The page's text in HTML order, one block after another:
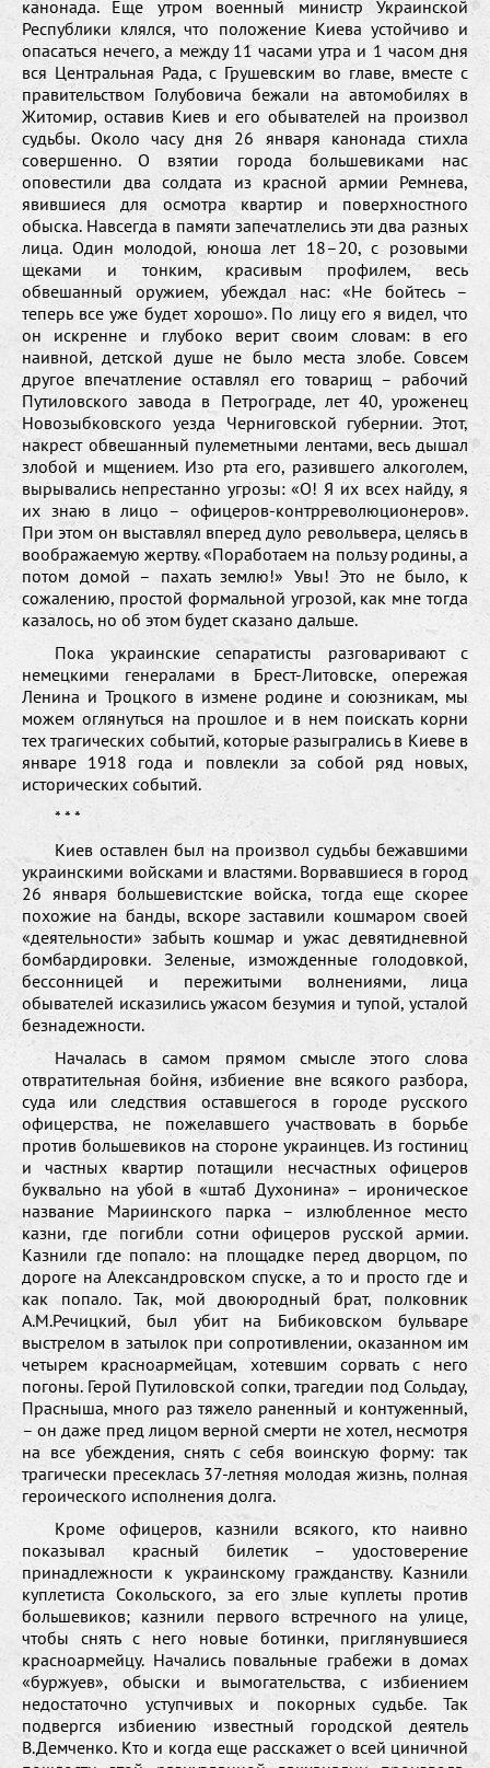
канонада. Еще утром военный министр Украинской
Республики клялся, что положение Киева устойчиво и
опасаться нечего, а между 11 часами утра и 1 часом дня
вся Центральная Рада, с Грушевским во главе, вместе с
правительством Голубовича бежали на автомобилях в
Житомир, оставив Киев и его обывателей на произвол
судьбы. Около часу дня 26 января канонада стихла
совершенно. О взятии города большевиками нас
оповестили два солдата из красной армии Ремнева,
явившиеся для осмотра квартир и поверхностного
обыска. Навсегда в памяти запечатлелись эти два разных
лица. Один молодой, юноша лет 18–20, с розовыми
щеками и тонким, красивым профилем, весь
обвешанный оружием, убеждал нас: «Не бойтесь –
теперь все уже будет хорошо». По лицу его я видел, что
он искренне и глубоко верит своим словам: в его
наивной, детской душе не было места злобе. Совсем
другое впечатление оставлял его товарищ – рабочий
Путиловского завода в Петрограде, лет 40, уроженец
Новозыбковского уезда Черниговской губернии. Этот,
накрест обвешанный пулеметными лентами, весь дышал
злобой и мщением. Изо рта его, разившего алкоголем,
вырывались непрестанно угрозы: «О! Я их всех найду, я
их знаю в лицо – офицеров-контрреволюционеров».
При этом он выставлял вперед дуло револьвера, целясь в
воображаемую жертву. «Поработаем на пользу родины, а
потом домой – пахать землю!» Увы! Это не было, к
сожалению, простой формальной угрозой, как мне тогда
казалось, но об этом будет сказано дальше.
Пока украинские сепаратисты разговаривают с
немецкими генералами в Брест-Литовске, опережая
Ленина и Троцкого в измене родине и союзникам, мы
можем оглянуться на прошлое и в нем поискать корни
тех трагических событий, которые разыгрались в Киеве в
январе 1918 года и повлекли за собой ряд новых,
исторических событий.
* * *
Киев оставлен был на произвол судьбы бежавшими
украинскими войсками и властями. Ворвавшиеся в город
26 января большевистские войска, тогда еще скорее
похожие на банды, вскоре заставили кошмаром своей
«деятельности» забыть кошмар и ужас девятидневной
бомбардировки. Зеленые, изможденные голодовкой,
бессонницей и пережитыми волнениями, лица
обывателей исказились ужасом безумия и тупой, усталой
безнадежности.
Началась в самом прямом смысле этого слова
отвратительная бойня, избиение вне всякого разбора,
суда или следствия оставшегося в городе русского
офицерства, не пожелавшего участвовать в борьбе
против большевиков на стороне украинцев. Из гостиниц
и частных квартир потащили несчастных офицеров
буквально на убой в «штаб Духонина» – ироническое
название Мариинского парка – излюбленное место
казни, где погибли сотни офицеров русской армии.
Казнили где попало: на площадке перед дворцом, по
дороге на Александровском спуске, а то и просто где и
как попало. Так, мой двоюродный брат, полковник
А.М.Речицкий, был убит на Бибиковском бульваре
выстрелом в затылок при сопротивлении, оказанном им
четырем красноармейцам, хотевшим сорвать с него
погоны. Герой Путиловской сопки, трагедии под Сольдау,
Прасныша, много раз тяжело раненный и контуженный,
– он даже пред лицом верной смерти не хотел, несмотря
на все убеждения, снять с себя воинскую форму: так
трагически пресеклась 37-летняя молодая жизнь, полная
героического исполнения долга.
Кроме офицеров, казнили всякого, кто наивно
показывал красный билетик – удостоверение
принадлежности к украинскому гражданству. Казнили
куплетиста Сокольского, за его злые куплеты против
большевиков; казнили первого встречного на улице,
чтобы снять с него новые ботинки, приглянувшиеся
красноармейцу. Начались повальные грабежи в домах
«буржуев», обыски и вымогательства, с избиением
недостаточно уступчивых и покорных судьбе. Так
подвергся избиению известный городской деятель
В.Демченко. Кто и когда еще расскажет о всей циничной